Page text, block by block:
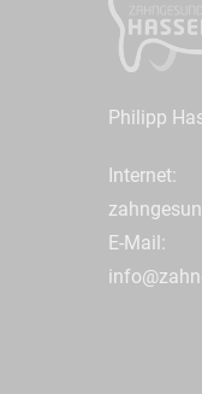
Philipp
Internet:
E-Mail: